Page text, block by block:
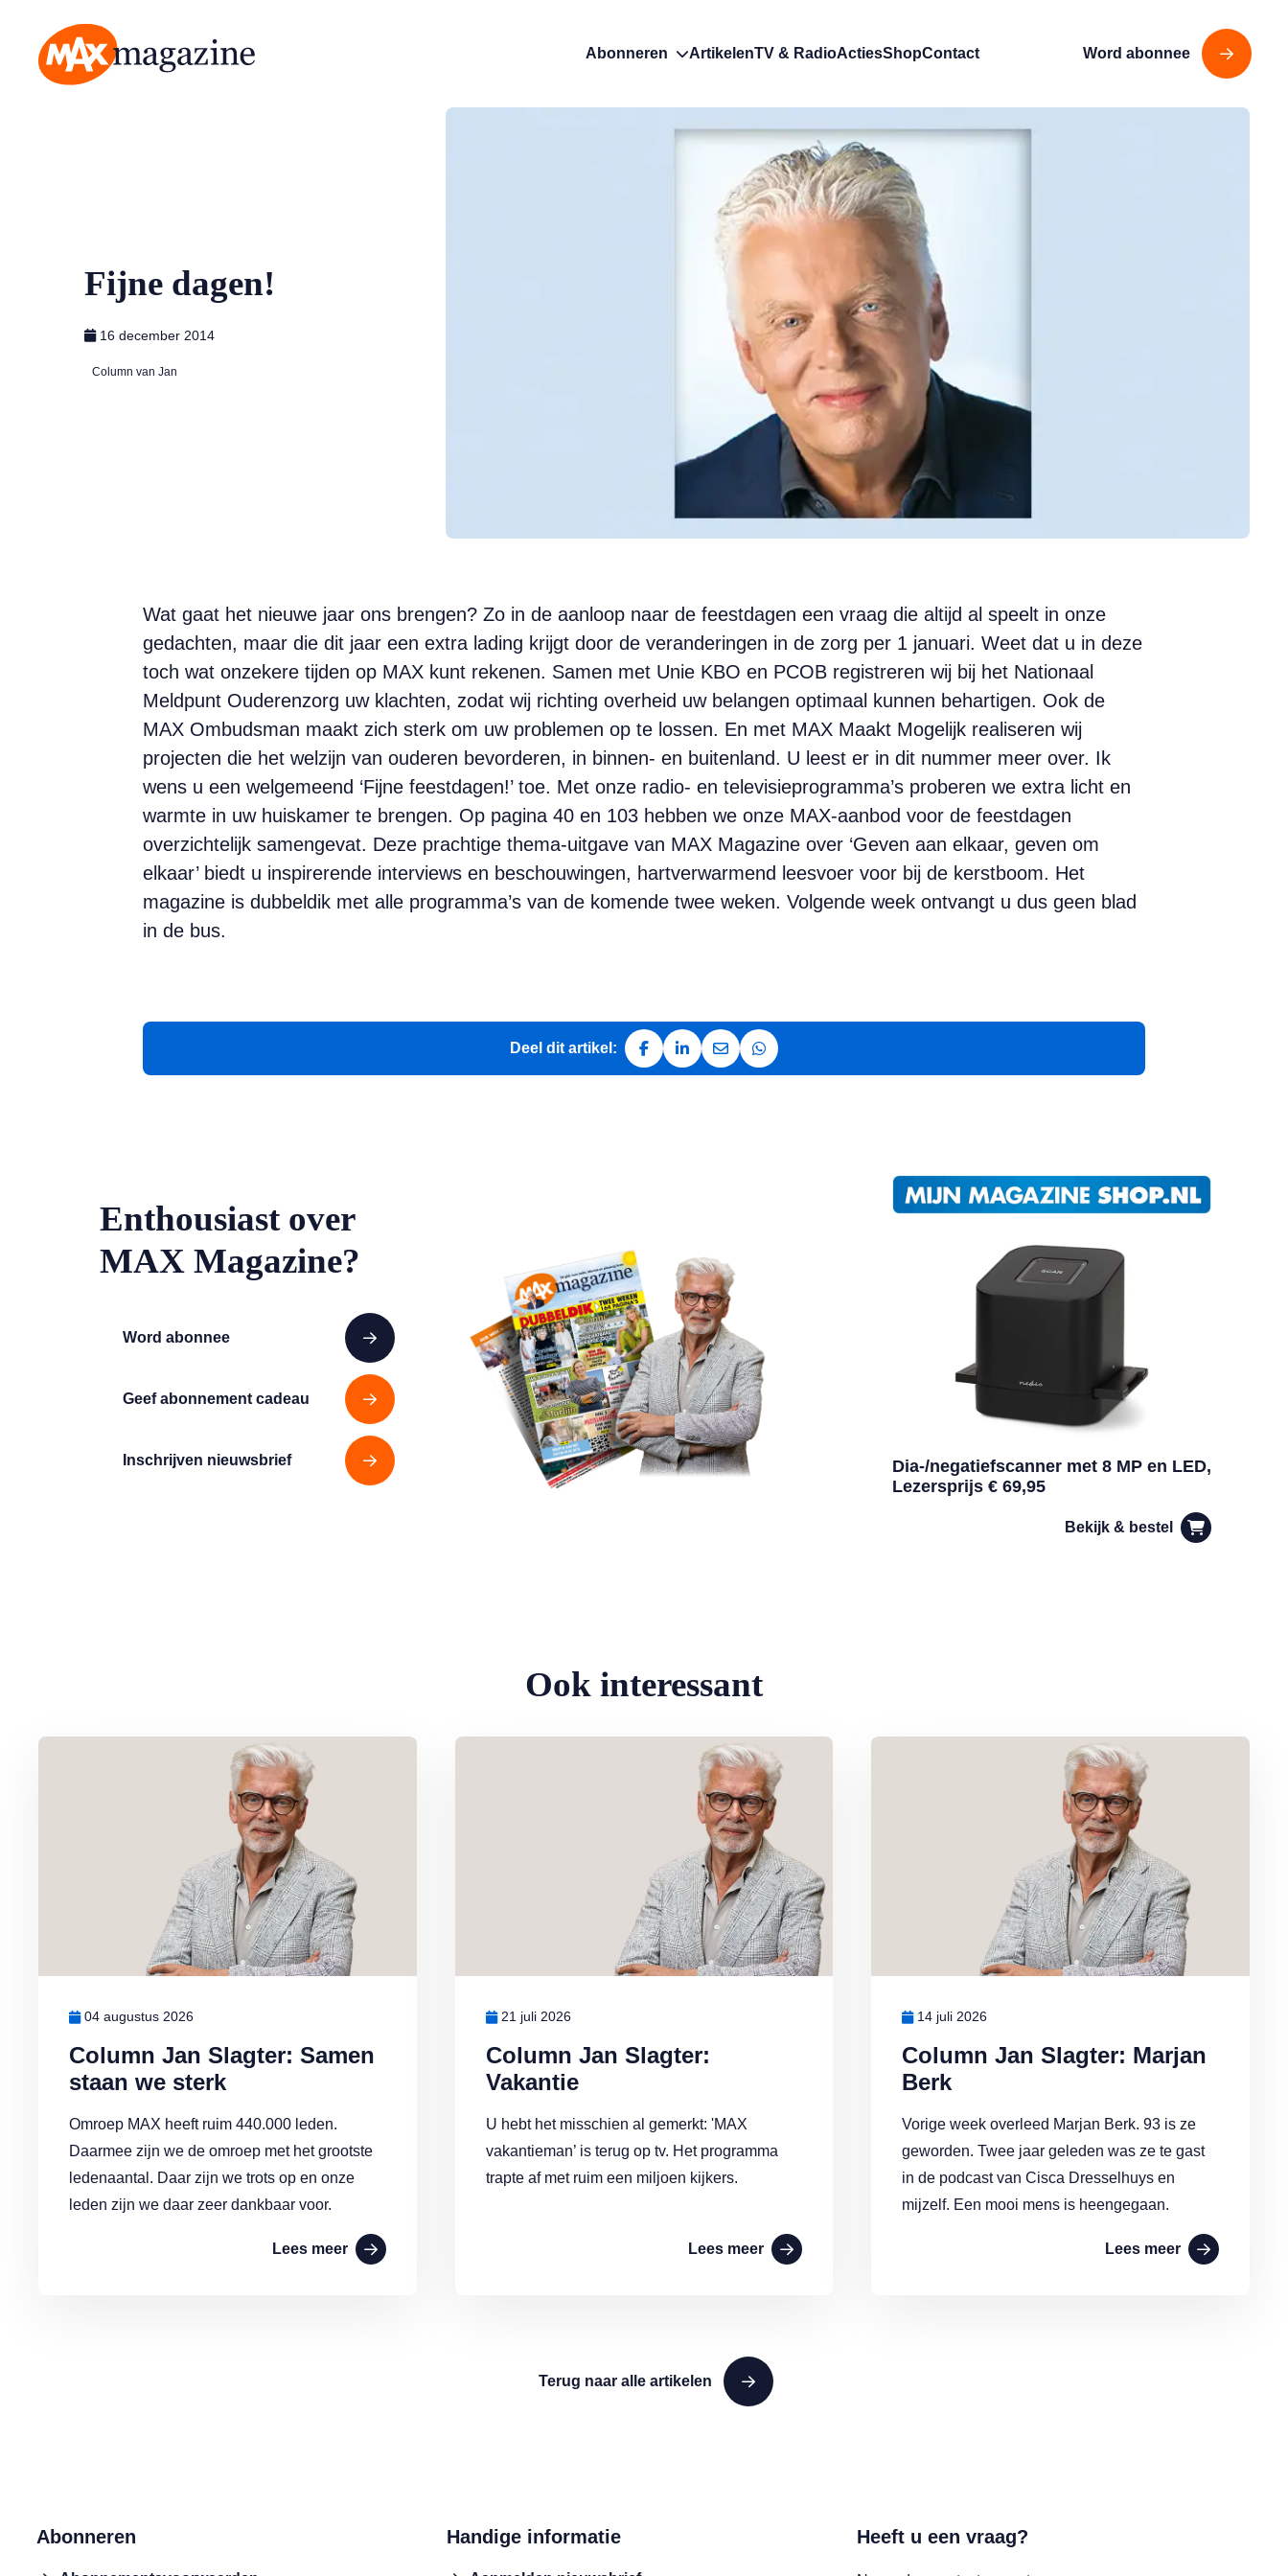
Abonneren ArtikelenTV & RadioActiesShopContact Word abonnee
Fijne dagen!
16 december 2014
Column van Jan
Wat gaat het nieuwe jaar ons brengen? Zo in de aanloop naar de feestdagen een vraag die altijd al speelt in onze
gedachten, maar die dit jaar een extra lading krijgt door de veranderingen in de zorg per 1 januari. Weet dat u in deze
toch wat onzekere tijden op MAX kunt rekenen. Samen met Unie KBO en PCOB registreren wij bij het Nationaal
Meldpunt Ouderenzorg uw klachten, zodat wij richting overheid uw belangen optimaal kunnen behartigen. Ook de
MAX Ombudsman maakt zich sterk om uw problemen op te lossen. En met MAX Maakt Mogelijk realiseren wij
projecten die het welzijn van ouderen bevorderen, in binnen- en buitenland. U leest er in dit nummer meer over. Ik
wens u een welgemeend ‘Fijne feestdagen!’ toe. Met onze radio- en televisieprogramma’s proberen we extra licht en
warmte in uw huiskamer te brengen. Op pagina 40 en 103 hebben we onze MAX-aanbod voor de feestdagen
overzichtelijk samengevat. Deze prachtige thema-uitgave van MAX Magazine over ‘Geven aan elkaar, geven om
elkaar’ biedt u inspirerende interviews en beschouwingen, hartverwarmend leesvoer voor bij de kerstboom. Het
magazine is dubbeldik met alle programma’s van de komende twee weken. Volgende week ontvangt u dus geen blad
in de bus.
Deel dit artikel:
Deel op Facebook
Deel op LinkedIn
Deel via e-mail
Deel via WhatsApp
Enthousiast over
MAX Magazine?
Word abonnee
Geef abonnement cadeau
Inschrijven nieuwsbrief
Dia-/negatiefscanner met 8 MP en LED,
Lezersprijs € 69,95
Bekijk & bestel
Ook interessant
Column Jan Slagter: Samen
staan we sterk
04 augustus 2026
Omroep MAX heeft ruim 440.000 leden.
Daarmee zijn we de omroep met het grootste
ledenaantal. Daar zijn we trots op en onze
leden zijn we daar zeer dankbaar voor.
Lees meer
Lees meer over Column Jan Slagter: Samen staan we sterk
Column Jan Slagter:
Vakantie
21 juli 2026
U hebt het misschien al gemerkt: 'MAX
vakantieman’ is terug op tv. Het programma
trapte af met ruim een miljoen kijkers.
Lees meer
Lees meer over Column Jan Slagter: Vakantie
Column Jan Slagter: Marjan
Berk
14 juli 2026
Vorige week overleed Marjan Berk. 93 is ze
geworden. Twee jaar geleden was ze te gast
in de podcast van Cisca Dresselhuys en
mijzelf. Een mooi mens is heengegaan.
Lees meer
Lees meer over Column Jan Slagter: Marjan Berk
Terug naar alle artikelen
Abonneren Handige informatie Heeft u een vraag?